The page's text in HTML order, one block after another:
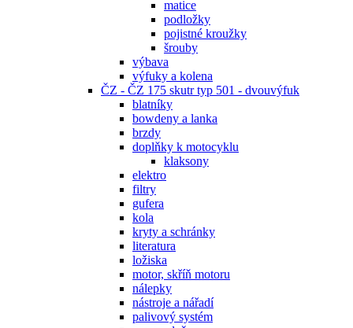
matice
podložky
pojistné kroužky
šrouby
výbava
výfuky a kolena
ČZ - ČZ 175 skutr typ 501 - dvouvýfuk
blatníky
bowdeny a lanka
brzdy
doplňky k motocyklu
klaksony
elektro
filtry
gufera
kola
kryty a schránky
literatura
ložiska
motor, skříň motoru
nálepky
nástroje a nářadí
palivový systém